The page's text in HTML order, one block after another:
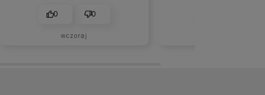
0 0
wczoraj